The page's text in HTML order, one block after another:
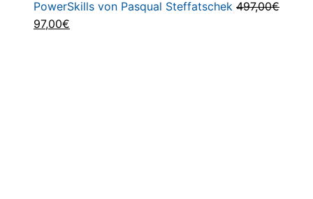
PowerSkills von Pasqual Steffatschek 497,00€
Ursprünglicher
97,00€